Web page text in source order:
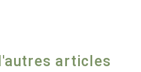
articles